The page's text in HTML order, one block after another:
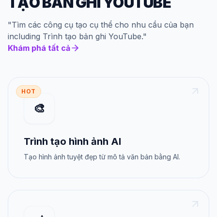
"Tìm các công cụ tạo cụ thể cho nhu cầu của bạn
including Trình tạo bản ghi YouTube."
Khám phá tất cả
HOT
🎨
Trình tạo hình ảnh AI
Tạo hình ảnh tuyệt đẹp từ mô tả văn bản bằng AI.